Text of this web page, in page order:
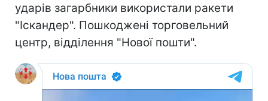
ударів загарбники використали ракети
"Іскандер". Пошкоджені торговельний
центр, відділення "Нової пошти".